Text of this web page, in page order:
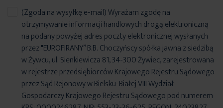
(Zgoda na wysyłkę e-mail) Wyrażam zgodę na
otrzymywanie informacji handlowych drogą elektroniczną
na podany powyżej adres poczty elektronicznej wysłanych
przez "EUROFIRANY” B.B. Choczyńscy spółka jawna z siedzibą
w Żywcu, ul. Sienkiewicza 81, 34-300 Żywiec, zarejestrowana
w rejestrze przedsiębiorców Krajowego Rejestru Sądowego
przez Sąd Rejonowy w Bielsku-Białej VIII Wydział
Gospodarczy Krajowego Rejestru Sądowego pod numerem